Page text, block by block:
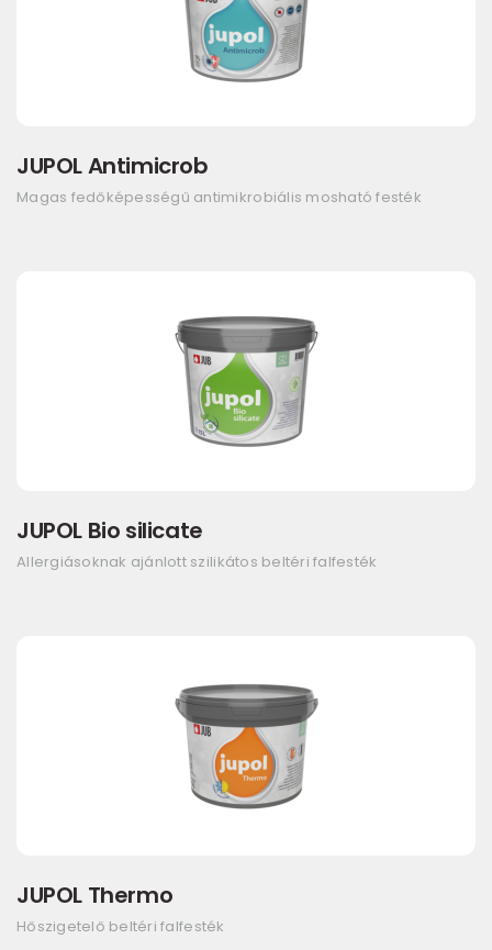
JUPOL Antimicrob
Magas fedőképességű antimikrobiális mosható festék
JUPOL Bio silicate
Allergiásoknak ajánlott szilikátos beltéri falfesték
JUPOL Thermo
Hőszigetelő beltéri falfesték